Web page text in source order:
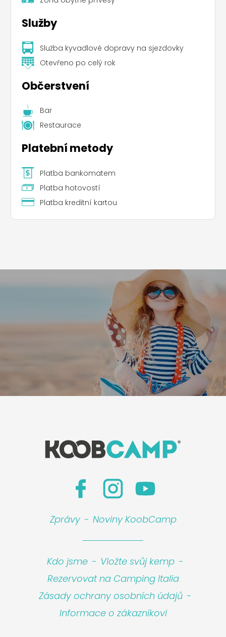
Služby
Služba kyvadlové dopravy na sjezdovky
Otevřeno po celý rok
Občerstvení
Bar
Restaurace
Platební metody
Platba bankomatem
Platba hotovostí
Platba kreditní kartou
Zprávy - Noviny KoobCamp
Kdo jsme - Vložte svůj kemp -
Rezervovat na Camping Italia
Zásady ochrany osobních údajů -
Informace o zákazníkovi